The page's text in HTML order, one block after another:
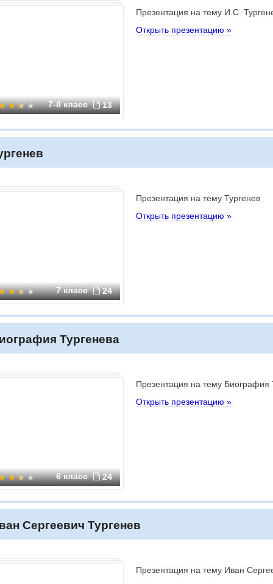
7-8 класс 13
Презентация на тему И.С.
Открыть презентацию »
7 класс 24
Презентация на тему Тургенев
Открыть презентацию »
Тургенева
6 класс 24
Презентация на тему Биография
Открыть презентацию »
Сергеевич Тургенев
Презентация на тему Иван